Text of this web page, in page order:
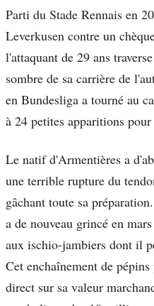
Parti du Stade Rennais en
Leverkusen contre un
l'attaquant de 29 ans
sombre de sa carrière de
en Bundesliga a tourné au
à 24 petites apparitions
Le natif d'Armentières a
une terrible rupture du
gâchant toute sa
a de nouveau grincé en
aux ischio-jambiers dont il
Cet enchaînement de
direct sur sa valeur